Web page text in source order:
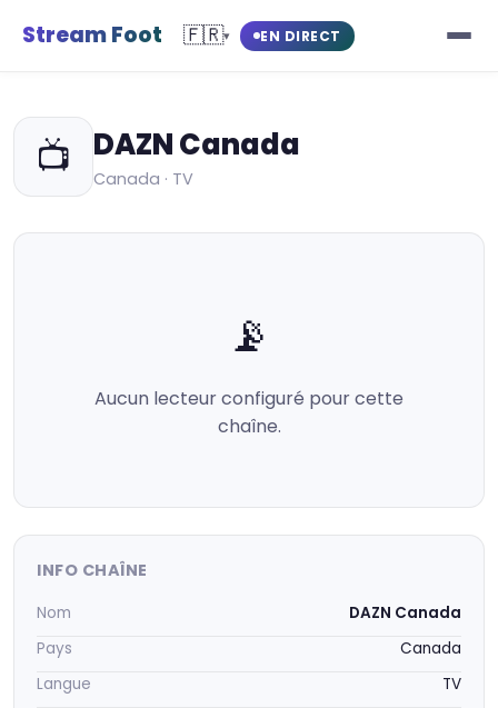
Stream Foot 🇫🇷▾ EN DIRECT
📺 DAZN Canada
Canada · TV
📡
Aucun lecteur configuré pour cette
chaîne.
INFO CHAÎNE
Nom
DAZN Canada
Pays
Canada
Langue
TV